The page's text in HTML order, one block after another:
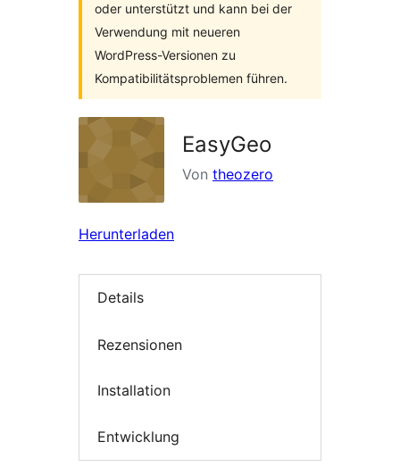
oder unterstützt und kann bei der
Verwendung mit neueren
WordPress-Versionen zu
Kompatibilitätsproblemen führen.
EasyGeo
Von theozero
Herunterladen
Details
Rezensionen
Installation
Entwicklung